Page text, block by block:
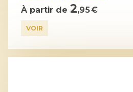
À partir de 2,95 €
VOIR